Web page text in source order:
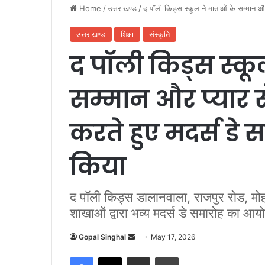
Home /उत्तराखण्ड /द पॉली किड्स स्कूल ने माताओं के सम्मान
उत्तराखण्ड शिक्षा संस्कृति
द पॉली किड्स
सम्मान और प्यार
करते हुए मदर्स डे
किया
द पॉली किड्स डालानवाला, राजपुर रोड,
शाखाओं द्वारा भव्य मदर्स डे समारोह का
Gopal Singhal May 17, 2026